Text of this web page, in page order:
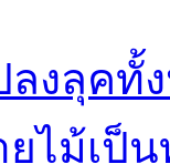
ลงลุคทั้
ยไม้เ